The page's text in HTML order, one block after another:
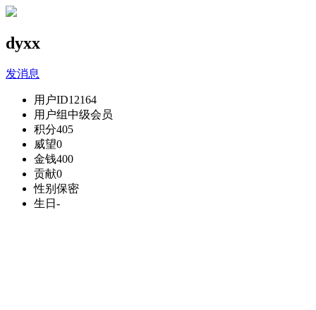
dyxx
发消息
用户ID12164
用户组中级会员
积分405
威望0
金钱400
贡献0
性别 保密
生日 -